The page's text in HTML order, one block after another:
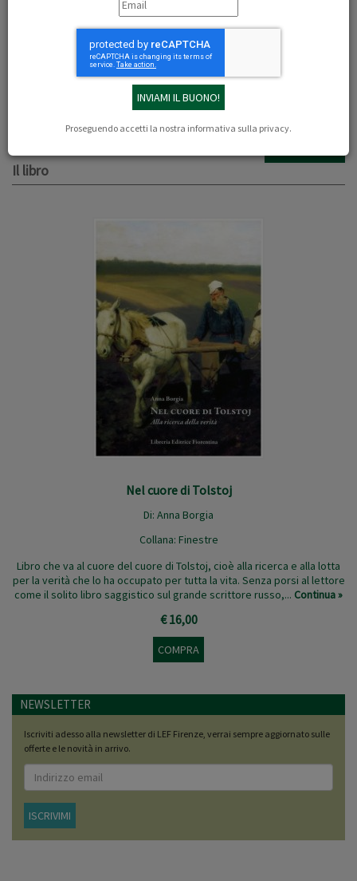
Proseguendo accetti la nostra informativa sulla privacy.
Giovanni Pallanti
Una doppia recensione di Pallanti su due libri della LEF che riportano
alla memoria due personaggi storici ed emblematici: Tolstoj e
Savonarola. "Lev Tosltoj ha segnato con i suoi romanzi e i suoi saggi
sulla spiritualità e la religione il corso morale e intellettuale
dell'umanitò..."
Il libro
Nel cuore di Tolstoj
Di: Anna Borgia
Collana: Finestre
Libro che va al cuore del cuore di Tolstoj, cioè alla ricerca e alla lotta
per la verità che lo ha occupato per tutta la vita. Senza porsi al lettore
come il solito libro saggistico sul grande scrittore russo,... Continua »
€ 16,00
COMPRA
NEWSLETTER
Iscriviti adesso alla newsletter di LEF Firenze, verrai sempre aggiornato sulle
offerte e le novità in arrivo.
ISCRIVIMI